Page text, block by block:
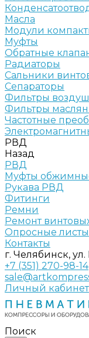
Масла
Модули
Муфты
Обратные
Радиаторы
Сальники
Сепараторы
Фильтры
Фильтры
Частотные
РВД
Назад
РВД
Муфты
Рукава РВД
Фитинги
Ремни
Ремонт
Опросные листы
Контакты
г. Челябинск,
+7 (351) 270-98-14
Личный кабинет
Поиск